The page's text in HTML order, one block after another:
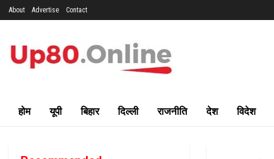
About Advertise Contact
होम यूपी बिहार दिल्ली राजनीति देश विदेश